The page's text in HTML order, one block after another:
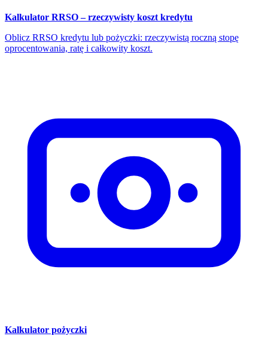
Kalkulator RRSO – rzeczywisty koszt kredytu
Oblicz RRSO kredytu lub pożyczki: rzeczywistą roczną stopę
oprocentowania, ratę i całkowity koszt.
Kalkulator pożyczki